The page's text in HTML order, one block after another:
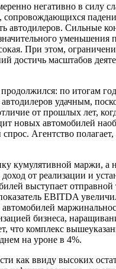
негативно в
автодилеров.
уменьшения
При этом,
достичь масштабов
по итогам
удачным,
от прошлых лет,
новых автомобилей
Агентство
кумулятивной маржи, а
от реализации и
выступает
EBITDA
бизнеса,
что комплекс
на уроне в 4%.
как ввиду высоких